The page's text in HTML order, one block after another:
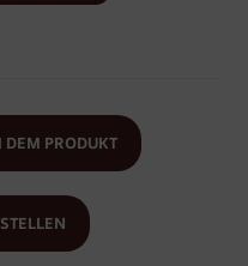
PRODUKT